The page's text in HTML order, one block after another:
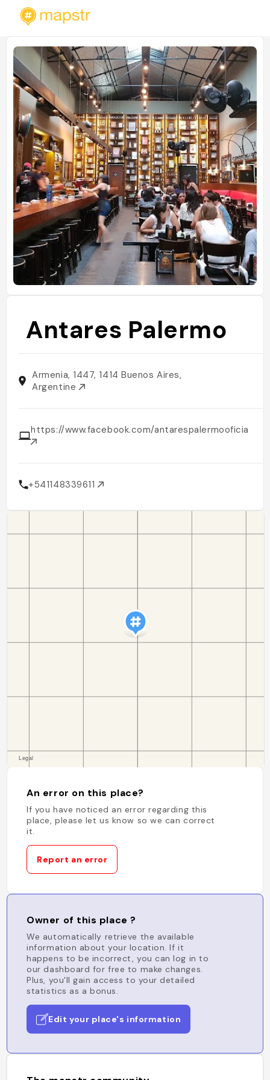
Antares Palermo
Armenia, 1447, 1414 Buenos Aires,
Argentine
https://www.facebook.com/antarespalermooficial
+541148339611
An error on this place?
If you have noticed an error regarding this
place, please let us know so we can correct
it.
Report an error
Owner of this place ?
We automatically retrieve the available
information about your location. If it
happens to be incorrect, you can log in to
our dashboard for free to make changes.
Plus, you'll gain access to your detailed
statistics as a bonus.
Edit your place's information